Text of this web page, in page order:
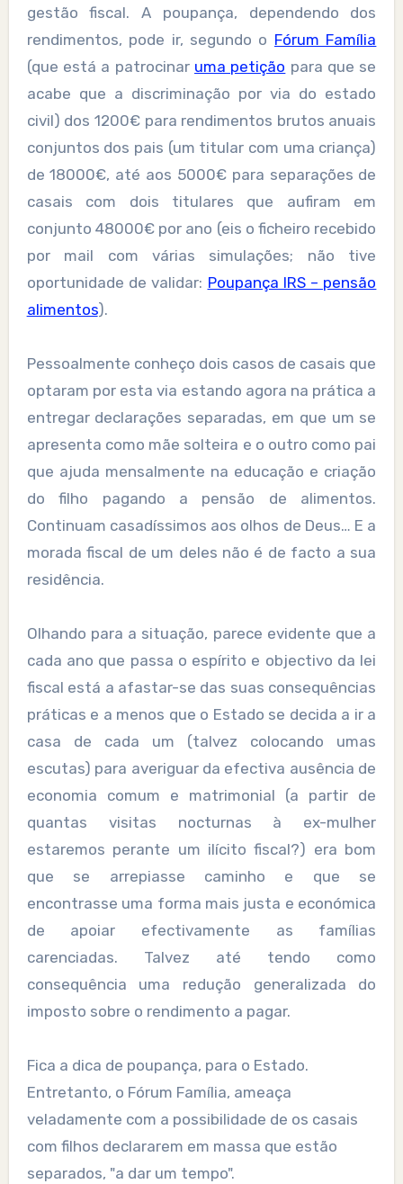
gestão fiscal. A poupança, dependendo dos
rendimentos, pode ir, segundo o Fórum Família
(que está a patrocinar uma petição para que se
acabe que a discriminação por via do estado
civil) dos 1200€ para rendimentos brutos anuais
conjuntos dos pais (um titular com uma criança)
de 18000€, até aos 5000€ para separações de
casais com dois titulares que aufiram em
conjunto 48000€ por ano (eis o ficheiro recebido
por mail com várias simulações; não tive
oportunidade de validar: Poupança IRS – pensão
alimentos).
Pessoalmente conheço dois casos de casais que
optaram por esta via estando agora na prática a
entregar declarações separadas, em que um se
apresenta como mãe solteira e o outro como pai
que ajuda mensalmente na educação e criação
do filho pagando a pensão de alimentos.
Continuam casadíssimos aos olhos de Deus… E a
morada fiscal de um deles não é de facto a sua
residência.
Olhando para a situação, parece evidente que a
cada ano que passa o espírito e objectivo da lei
fiscal está a afastar-se das suas consequências
práticas e a menos que o Estado se decida a ir a
casa de cada um (talvez colocando umas
escutas) para averiguar da efectiva ausência de
economia comum e matrimonial (a partir de
quantas visitas nocturnas à ex-mulher
estaremos perante um ilícito fiscal?) era bom
que se arrepiasse caminho e que se
encontrasse uma forma mais justa e económica
de apoiar efectivamente as famílias
carenciadas. Talvez até tendo como
consequência uma redução generalizada do
imposto sobre o rendimento a pagar.
Fica a dica de poupança, para o Estado.
Entretanto, o Fórum Família, ameaça
veladamente com a possibilidade de os casais
com filhos declararem em massa que estão
separados, "a dar um tempo".